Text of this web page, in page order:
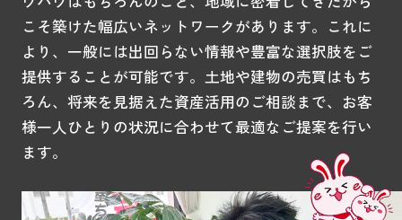
こそ築けた幅広いネットワークがあります。これに
より、一般には出回らない情報や豊富な選択肢をご
提供することが可能です。土地や建物の売買はもち
ろん、将来を見据えた資産活用のご相談まで、お客
様一人ひとりの状況に合わせて最適なご提案を行い
ます。